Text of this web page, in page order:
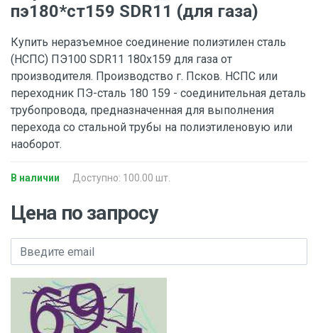
пэ180*ст159 SDR11 (для газа)
Купить неразъемное соединение полиэтилен сталь
(НСПС) ПЭ100 SDR11 180х159 для газа от
производителя. Производство г. Псков. НСПС или
переходник ПЭ-сталь 180 159 - соединительная деталь
трубопровода, предназначенная для выполнения
перехода со стальной трубы на полиэтиленовую или
наоборот.
В наличии Доступно: 100.00 шт.
Цена по запросу